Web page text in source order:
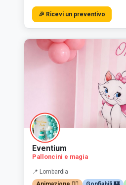
🎉 Ricevi un preventivo
Eventium
Palloncini e magia
📍 Lombardia